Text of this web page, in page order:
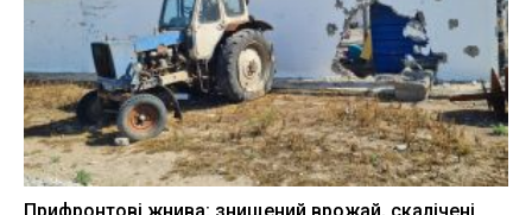
Прифронтові жнива: знищений врожай, скалічені